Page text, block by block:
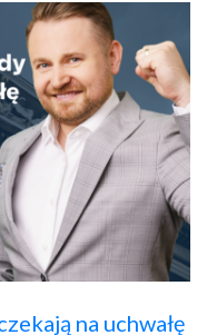
na uchwałę